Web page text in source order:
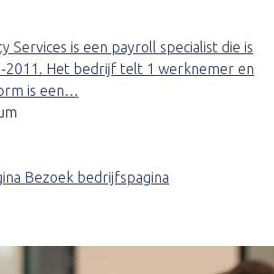
Services is een payroll specialist die is
2011. Het bedrijf telt 1 werknemer en
is een…
Bezoek bedrijfspagina